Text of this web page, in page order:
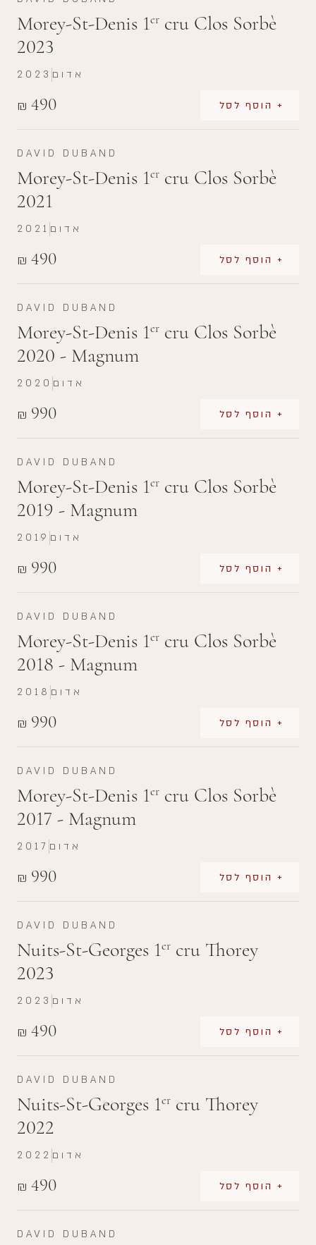
Morey-St-Denis 1er cru Clos Sorbè
2023
₪ 490 + הוסף לסל
2023 אדום
DAVID DUBAND
Morey-St-Denis 1er cru Clos Sorbè
2021
₪ 490 + הוסף לסל
2021 אדום
DAVID DUBAND
Morey-St-Denis 1er cru Clos Sorbè
2020 - Magnum
₪ 990 + הוסף לסל
2020 אדום
DAVID DUBAND
Morey-St-Denis 1er cru Clos Sorbè
2019 - Magnum
₪ 990 + הוסף לסל
2019 אדום
DAVID DUBAND
Morey-St-Denis 1er cru Clos Sorbè
2018 - Magnum
₪ 990 + הוסף לסל
2018 אדום
DAVID DUBAND
Morey-St-Denis 1er cru Clos Sorbè
2017 - Magnum
₪ 990 + הוסף לסל
2017 אדום
DAVID DUBAND
Nuits-St-Georges 1er cru Thorey
2023
₪ 490 + הוסף לסל
2023 אדום
DAVID DUBAND
Nuits-St-Georges 1er cru Thorey
2022
₪ 490 + הוסף לסל
2022 אדום
DAVID DUBAND